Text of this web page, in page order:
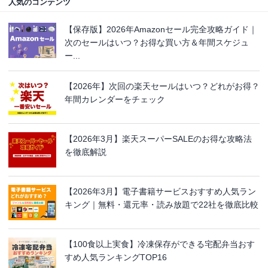
人気のコンテンツ
【保存版】2026年Amazonセール完全攻略ガイド｜
次のセールはいつ？お得な買い方＆年間スケジュ
ー...
【2026年】次回の楽天セールはいつ？どれがお得？
年間カレンダーをチェック
【2026年3月】楽天スーパーSALEのお得な攻略法
を徹底解説
【2026年3月】電子書籍サービスおすすめ人気ラン
キング｜無料・還元率・読み放題で22社を徹底比較
【100食以上実食】冷凍保存ができる宅配弁当おす
すめ人気ランキングTOP16